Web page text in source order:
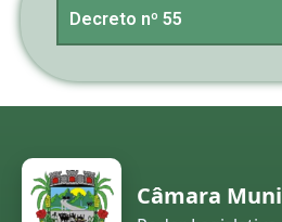
Decreto nº 55
Câmara